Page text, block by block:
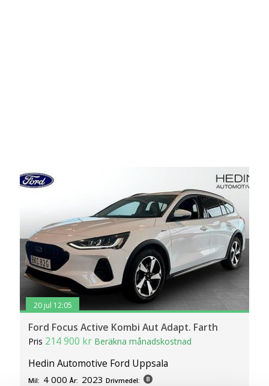
20 jul 12:05
Ford Focus Active Kombi Aut Adapt. Farth
Pris 214 900 kr Beräkna månadskostnad
Hedin Automotive Ford Uppsala
Mil: 4 000 År: 2023 Drivmedel: